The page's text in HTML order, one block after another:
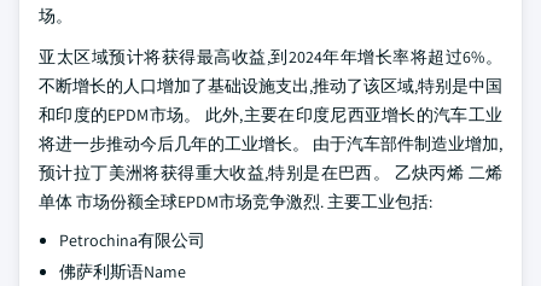
场。
亚太区域预计将获得最高收益,到2024年年增长率将超过6%。
不断增长的人口增加了基础设施支出,推动了该区域,特别是中国
和印度的EPDM市场。 此外,主要在印度尼西亚增长的汽车工业
将进一步推动今后几年的工业增长。 由于汽车部件制造业增加,
预计拉丁美洲将获得重大收益,特别是在巴西。
乙炔丙烯 二烯
单体 市场份额全球EPDM市场竞争激烈. 主要工业包括:
Petrochina有限公司
佛萨利斯语Name